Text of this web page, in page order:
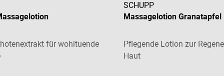
für wohltuende
SCHUPP
Massagelotion Granatapfel
Pflegende Lotion zur
Haut